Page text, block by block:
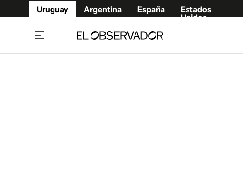
Uruguay Argentina España
Estados
Unidos